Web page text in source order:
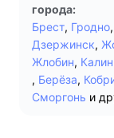
города:
Брест, Гродно,
Дзержинск,
Жлобин,
, Берёза,
Сморгонь и